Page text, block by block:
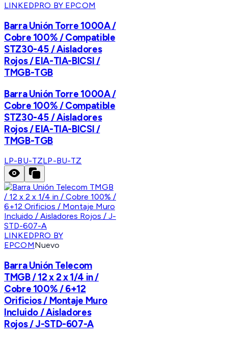
LINKEDPRO BY EPCOM
Barra Unión Torre 1000A /
Cobre 100% / Compatible
STZ30-45 / Aisladores
Rojos / EIA-TIA-BICSI /
TMGB-TGB
Barra Unión Torre 1000A /
Cobre 100% / Compatible
STZ30-45 / Aisladores
Rojos / EIA-TIA-BICSI /
TMGB-TGB
LP-BU-TZLP-BU-TZ
LINKEDPRO BY
EPCOMNuevo
Barra Unión Telecom
TMGB / 12 x 2 x 1/4 in /
Cobre 100% / 6+12
Orificios / Montaje Muro
Incluido / Aisladores
Rojos / J-STD-607-A